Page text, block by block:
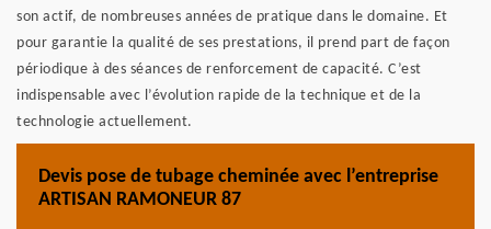
son actif, de nombreuses années de pratique dans le domaine. Et
pour garantie la qualité de ses prestations, il prend part de façon
périodique à des séances de renforcement de capacité. C’est
indispensable avec l’évolution rapide de la technique et de la
technologie actuellement.
Devis pose de tubage cheminée avec l’entreprise
ARTISAN RAMONEUR 87